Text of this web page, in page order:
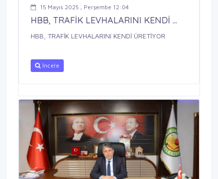
15 Mayıs 2025 , Perşembe 12:04
HBB, TRAFİK LEVHALARINI KENDİ ...
HBB, TRAFİK LEVHALARINI KENDİ ÜRETİYOR
İncele